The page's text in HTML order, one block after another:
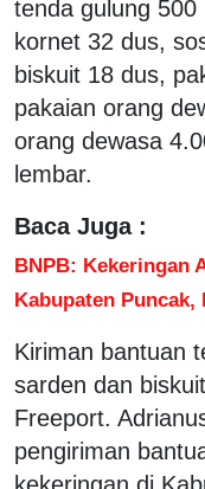
tenda gulung
kornet 32 dus,
biskuit 18 dus,
pakaian orang
orang dewasa
lembar.
Baca Juga :
BNPB: Kekeringan
Kabupaten Puncak,
Kiriman bantuan
sarden dan
Freeport.
pengiriman